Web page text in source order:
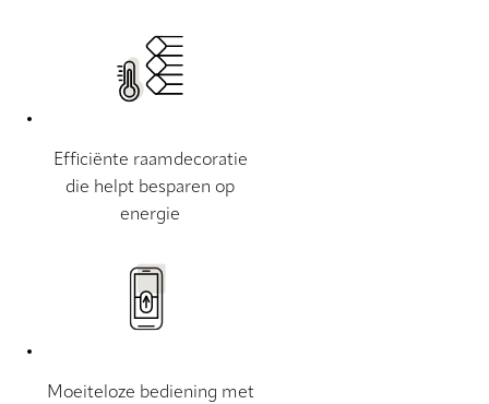
Efficiënte raamdecoratie
die helpt besparen op
energie
Moeiteloze bediening met